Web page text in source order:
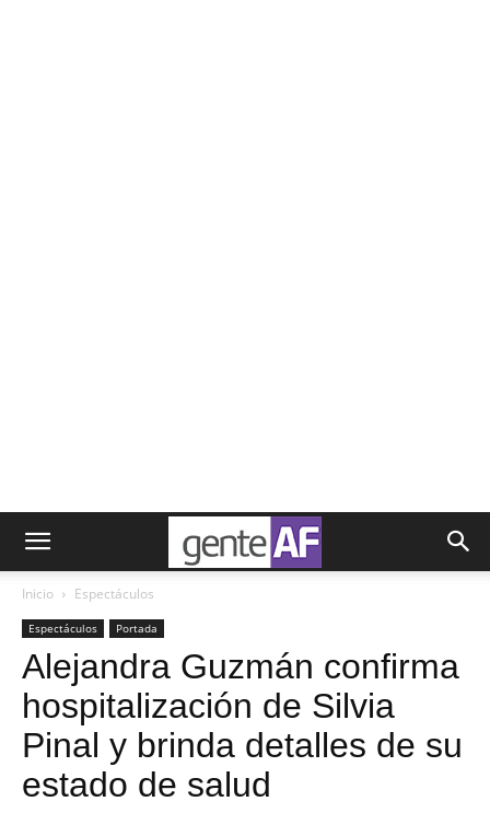
Inicio Espectáculos
Espectáculos Portada
Alejandra Guzmán confirma
hospitalización de Silvia
Pinal y brinda detalles de su
estado de salud